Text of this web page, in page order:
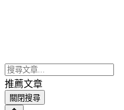
推薦文章
關閉搜尋